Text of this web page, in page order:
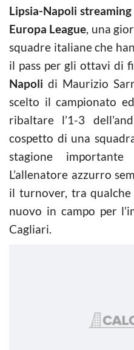
Lipsia-Napoli streaming
Europa League, una
squadre italiane che
il pass per gli ottavi di
Napoli di Maurizio
scelto il campionato
ribaltare l’1-3
cospetto di una
stagione
L’allenatore azzurro
il turnover, tra
nuovo in campo per
Cagliari.